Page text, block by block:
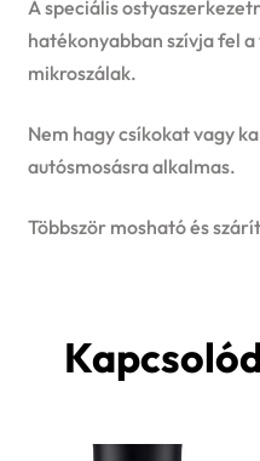
A speciális
hatékonyabban szívja fel
mikroszálak.
Nem hagy csíkokat vagy
autósmosásra alkalmas.
Többször mosható és